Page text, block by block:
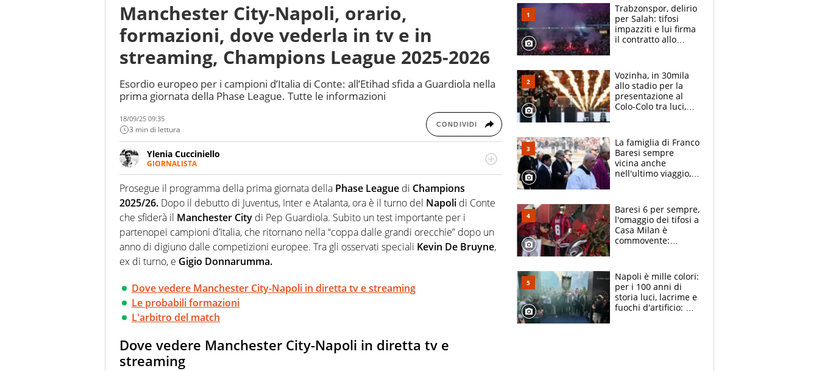
Manchester City-Napoli, orario,
formazioni, dove vederla in tv e in
streaming, Champions League 2025-2026
Esordio europeo per i campioni d’Italia di Conte: all’Etihad sfida a Guardiola nella
prima giornata della Phase League. Tutte le informazioni
18/09/25 09:35
3 min di lettura CONDIVIDI
Ylenia Cucciniello
GIORNALISTA
Appassionatissima di tutto lo sport: scrive di calcio giocato ma non rinuncia allo
sguardo sull'extra campo, dove spesso si trovano risposte che il rettangolo verde non
riesce a restituire
Prosegue il programma della prima giornata della Phase League di Champions
2025/26. Dopo il debutto di Juventus, Inter e Atalanta, ora è il turno del Napoli di Conte
che sfiderà il Manchester City di Pep Guardiola. Subito un test importante per i
partenopei campioni d’Italia, che ritornano nella “coppa dalle grandi orecchie” dopo un
anno di digiuno dalle competizioni europee. Tra gli osservati speciali Kevin De Bruyne,
ex di turno, e Gigio Donnarumma.
Dove vedere Manchester City-Napoli in diretta tv e streaming
Le probabili formazioni
L'arbitro del match
Dove vedere Manchester City-Napoli in diretta tv e
streaming
Trabzonspor, delirio
per Salah: tifosi
impazziti e lui firma
il contratto allo
Vozinha, in 30mila
allo stadio per la
presentazione al
Colo-Colo tra luci,
La famiglia di Franco
Baresi sempre
vicina anche
nell'ultimo viaggio,
circondati
dall'affetto dei tifosi
Baresi 6 per sempre,
l'omaggio dei tifosi a
Casa Milan è
commovente:
bigliettini
Napoli è mille colori:
per i 100 anni di
storia luci, lacrime e
fuochi d'artificio: De